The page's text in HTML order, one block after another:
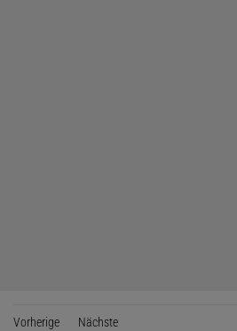
Vorherige SeiteNächste